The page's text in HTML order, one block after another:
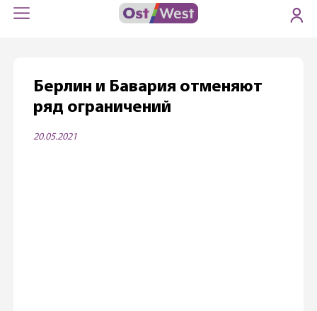
Берлин и Бавария отменяют
ряд ограничений
20.05.2021